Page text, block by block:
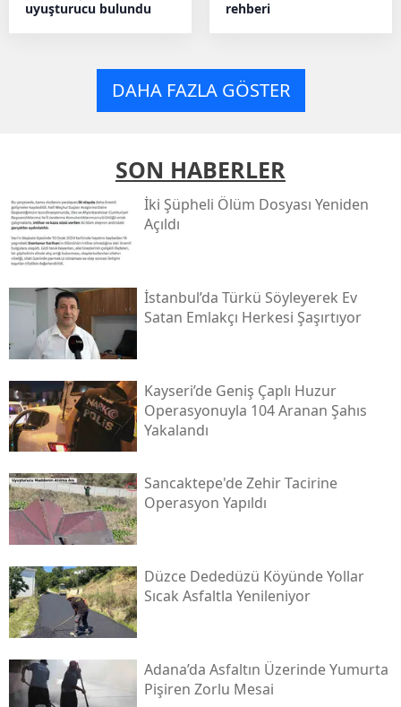
uyuşturucu bulundu
rehberi
DAHA FAZLA GÖSTER
SON HABERLER
İki Şüpheli Ölüm Dosyası Yeniden
Açıldı
İstanbul’da Türkü Söyleyerek Ev
Satan Emlakçı Herkesi Şaşırtıyor
Kayseri’de Geniş Çaplı Huzur
Operasyonuyla 104 Aranan Şahıs
Yakalandı
Sancaktepe'de Zehir Tacirine
Operasyon Yapıldı
Düzce Dededüzü Köyünde Yollar
Sıcak Asfaltla Yenileniyor
Adana’da Asfaltın Üzerinde Yumurta
Pişiren Zorlu Mesai